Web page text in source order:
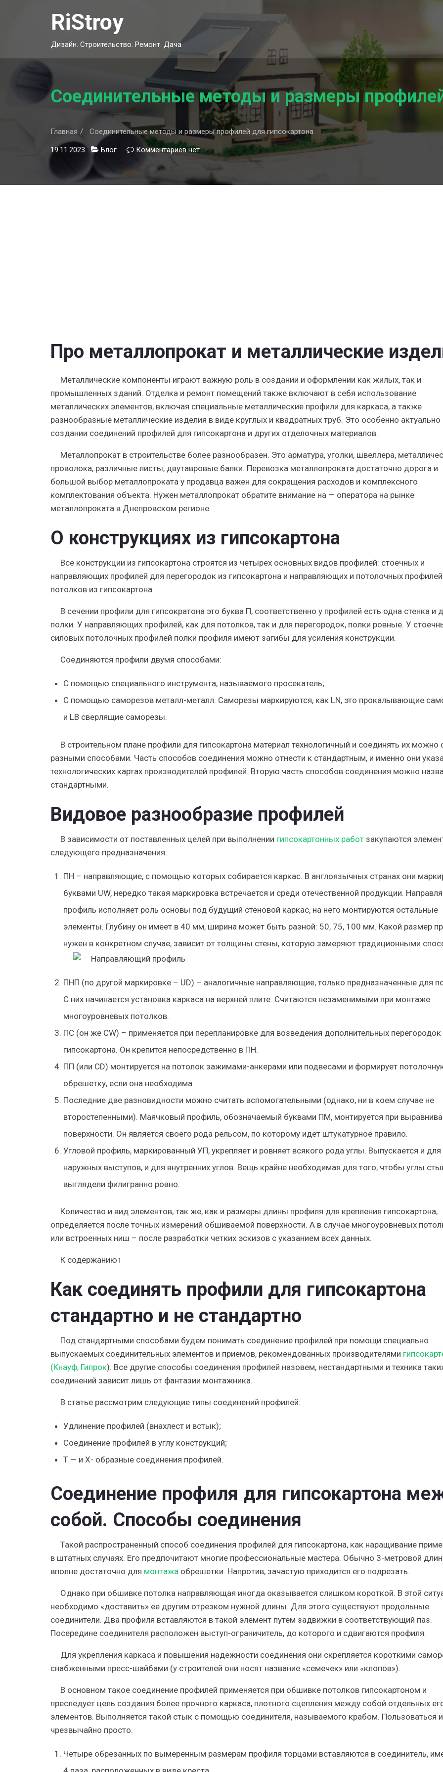
RiStroy
Дизайн. Строительство. Ремонт. Дача
Соединительные методы и размеры
Главная Соединительные методы и размеры профилей для гипсокартона
19.11.2023 Блог Комментариевк
Соединительные
методы
нет
Про металлопрокат и металлические
Металлические компоненты играют важную роль в создании и оформлении как жилых, так и
промышленных зданий. Отделка и ремонт помещений также включают в себя использование
металлических элементов, включая специальные металлические профили для каркаса, а также
разнообразные металлические изделия в виде круглых и квадратных труб. Это особенно актуально
создании соединений профилей для гипсокартона и других отделочных материалов.
Металлопрокат в строительстве более разнообразен. Это арматура, уголки, швеллера,
проволока, различные листы, двутавровые балки. Перевозка металлопроката достаточно дорога и
большой выбор металлопроката у продавца важен для сокращения расходов и комплексного
комплектования объекта. Нужен металлопрокат обратите внимание на — оператора на рынке
металлопроката в Днепровском регионе.
О конструкциях из гипсокартона
Все конструкции из гипсокартона строятся из четырех основных видов профилей: стоечных и
направляющих профилей для перегородок из гипсокартона и направляющих и потолочных
потолков из гипсокартона.
В сечении профили для гипсократона это буква П, соответственно у профилей есть одна стенка и
полки. У направляющих профилей, как для потолков, так и для перегородок, полки ровные. У
силовых потолочных профилей полки профиля имеют загибы для усиления конструкции.
Соединяются профили двумя способами:
С помощью специального инструмента, называемого просекатель;
С помощью саморезов металл-металл. Саморезы маркируются, как LN, это прокалывающие
и LB сверлящие саморезы.
В строительном плане профили для гипсокартона материал технологичный и соединять их можно
разными способами. Часть способов соединения можно отнести к стандартным, и именно они
технологических картах производителей профилей. Вторую часть способов соединения можно
стандартными.
Видовое разнообразие профилей
В зависимости от поставленных целей при выполнении гипсокартонных работ закупаются
следующего предназначения:
ПН – направляющие, с помощью которых собирается каркас. В англоязычных странах они
буквами UW, нередко такая маркировка встречается и среди отечественной продукции.
профиль исполняет роль основы под будущий стеновой каркас, на него монтируются остальные
элементы. Глубину он имеет в 40 мм, ширина может быть разной: 50, 75, 100 мм. Какой размер
нужен в конкретном случае, зависит от толщины стены, которую замеряют традиционными
ПНП (по другой маркировке – UD) – аналогичные направляющие, только предназначенные для
С них начинается установка каркаса на верхней плите. Считаются незаменимыми при монтаже
многоуровневых потолков.
ПС (он же CW) – применяется при перепланировке для возведения дополнительных перегородок
гипсокартона. Он крепится непосредственно в ПН.
ПП (или CD) монтируется на потолок зажимами-анкерами или подвесами и формирует
обрешетку, если она необходима.
Последние две разновидности можно считать вспомогательными (однако, ни в коем случае не
второстепенными). Маячковый профиль, обозначаемый буквами ПМ, монтируется при
поверхности. Он является своего рода рельсом, по которому идет штукатурное правило.
Угловой профиль, маркированный УП, укрепляет и ровняет всякого рода углы. Выпускается и для
наружных выступов, и для внутренних углов. Вещь крайне необходимая для того, чтобы углы
выглядели филигранно ровно.
Количество и вид элементов, так же, как и размеры длины профиля для крепления гипсокартона,
определяется после точных измерений обшиваемой поверхности. А в случае многоуровневых
или встроенных ниш – после разработки четких эскизов с указанием всех данных.
К содержанию↑
Как соединять профили для гипсокартона
стандартно и не стандартно
Под стандартными способами будем понимать соединение профилей при помощи специально
выпускаемых соединительных элементов и приемов, рекомендованных производителями
(Кнауф, Гипрок). Все другие способы соединения профилей назовем, нестандартными и техника
соединений зависит лишь от фантазии монтажника.
В статье рассмотрим следующие типы соединений профилей:
Удлинение профилей (внахлест и встык);
Соединение профилей в углу конструкций;
Т — и Х- образные соединения профилей.
Соединение профиля для гипсокартона
собой. Способы соединения
Такой распространенный способ соединения профилей для гипсокартона, как наращивание
в штатных случаях. Его предпочитают многие профессиональные мастера. Обычно 3-метровой
вполне достаточно для монтажа обрешетки. Напротив, зачастую приходится его подрезать.
Однако при обшивке потолка направляющая иногда оказывается слишком короткой. В этой
необходимо «доставить» ее другим отрезком нужной длины. Для этого существуют продольные
соединители. Два профиля вставляются в такой элемент путем задвижки в соответствующий паз.
Посередине соединителя расположен выступ-ограничитель, до которого и сдвигаются профиля.
Для укрепления каркаса и повышения надежности соединения они скрепляется короткими
снабженными пресс-шайбами (у строителей они носят название «семечек» или «клопов»).
В основном такое соединение профилей применяется при обшивке потолков гипсокартоном и
преследует цель создания более прочного каркаса, плотного сцепления между собой отдельных
элементов. Выполняется такой стык с помощью соединителя, называемого крабом. Пользоваться
чрезвычайно просто.
Четыре обрезанных по вымеренным размерам профиля торцами вставляются в соединитель,